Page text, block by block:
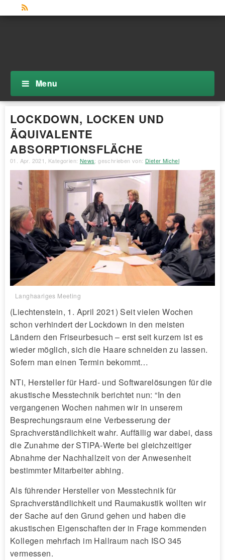
Menu
LOCKDOWN, LOCKEN UND
ÄQUIVALENTE
ABSORPTIONSFLÄCHE
01. Apr. 2021 , Kategorien: News; geschrieben von: Dieter Michel
Langhaariges Meeting
(Liechtenstein, 1. April 2021) Seit vielen Wochen
schon verhindert der Lockdown in den meisten
Ländern den Friseurbesuch – erst seit kurzem ist es
wieder möglich, sich die Haare schneiden zu lassen.
Sofern man einen Termin bekommt…
NTi, Hersteller für Hard- und Softwarelösungen für die
akustische Messtechnik berichtet nun: “In den
vergangenen Wochen nahmen wir in unserem
Besprechungsraum eine Verbesserung der
Sprachverständlichkeit wahr. Auffällig war dabei, dass
die Zunahme der STIPA-Werte bei gleichzeitiger
Abnahme der Nachhallzeit von der Anwesenheit
bestimmter Mitarbeiter abhing.
Als führender Hersteller von Messtechnik für
Sprachverständlichkeit und Raumakustik wollten wir
der Sache auf den Grund gehen und haben die
akustischen Eigenschaften der in Frage kommenden
Kollegen mehrfach im Hallraum nach ISO 345
vermessen.